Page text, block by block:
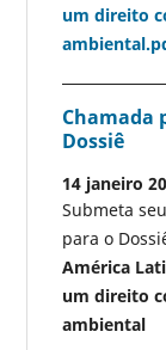
um direito
Chamada
Dossiê
14 janeiro
Submeta
para o
América
um direito
ambiental